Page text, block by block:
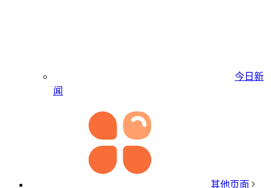
今日新
闻
其他页面